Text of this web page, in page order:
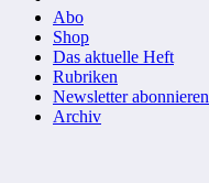
Abo
Shop
Das aktuelle Heft
Rubriken
Newsletter abonnieren
Archiv